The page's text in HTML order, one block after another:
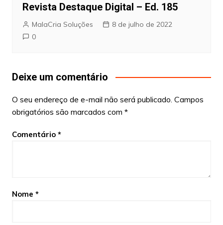
Revista Destaque Digital – Ed. 185
MalaCria Soluções
8 de julho de 2022
0
Deixe um comentário
O seu endereço de e-mail não será publicado. Campos
obrigatórios são marcados com *
Comentário *
Nome *